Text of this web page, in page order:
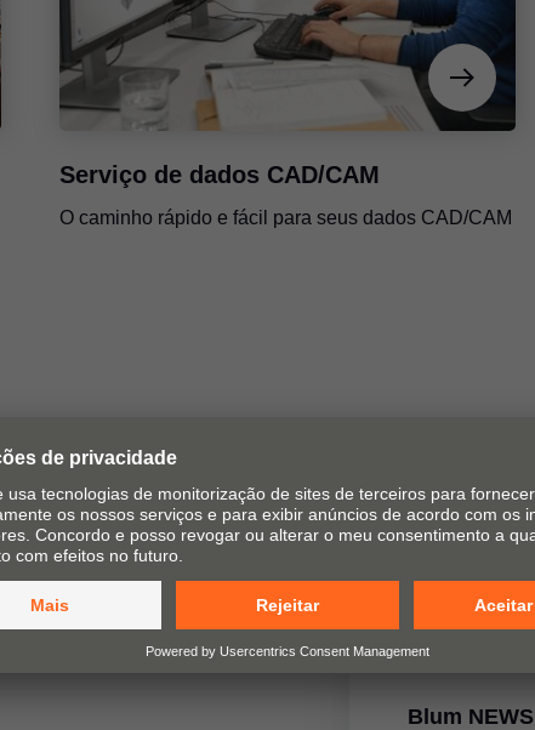
Serviço de dados CAD/CAM
O caminho rápido e fácil para seus dados CAD/CAM
e o conforto das
propósito. Produzimos
e portas de elevação e
adequados à
Blum NEWS